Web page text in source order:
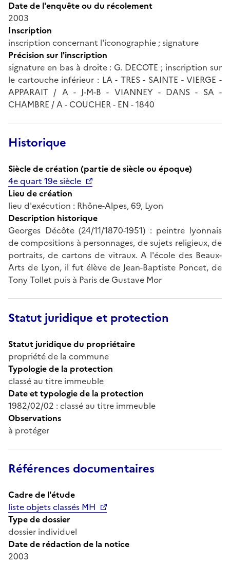
Date de l'enquête ou du récolement
2003
Inscription
inscription concernant l'iconographie ; signature
Précision sur l'inscription
signature en bas à droite : G. DECOTE ; inscription sur
le cartouche inférieur : LA - TRES - SAINTE - VIERGE -
APPARAIT / A - J-M-B - VIANNEY - DANS - SA -
CHAMBRE / A - COUCHER - EN - 1840
Historique
Siècle de création (partie de siècle ou époque)
4e quart 19e siècle
Lieu de création
lieu d'exécution : Rhône-Alpes, 69, Lyon
Description historique
Georges Décôte (24/11/1870-1951) : peintre lyonnais
de compositions à personnages, de sujets religieux, de
portraits, de cartons de vitraux. A l'école des Beaux-
Arts de Lyon, il fut élève de Jean-Baptiste Poncet, de
Tony Tollet puis à Paris de Gustave Mor
Statut juridique et protection
Statut juridique du propriétaire
propriété de la commune
Typologie de la protection
classé au titre immeuble
Date et typologie de la protection
1982/02/02 : classé au titre immeuble
Observations
à protéger
Références documentaires
Cadre de l'étude
liste objets classés MH
Type de dossier
dossier individuel
Date de rédaction de la notice
2003